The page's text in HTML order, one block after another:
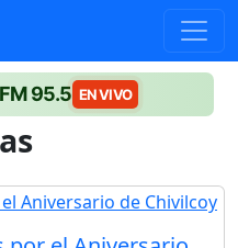
FM 95.5 EN VIVO